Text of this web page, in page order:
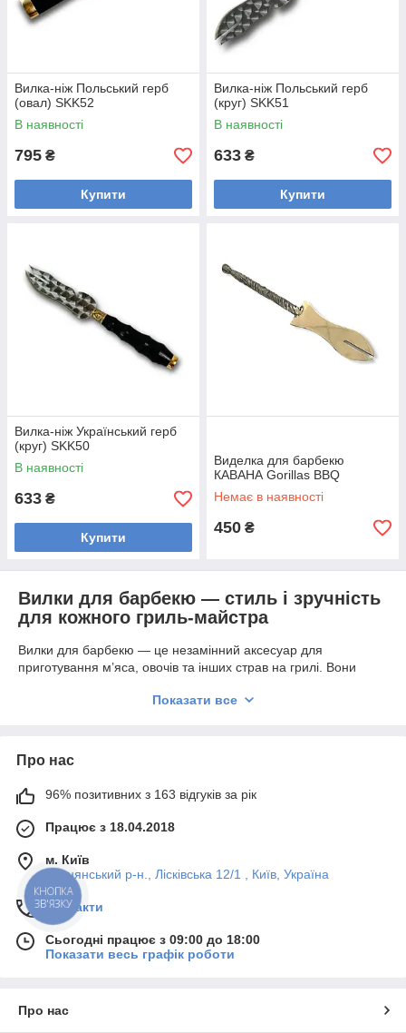
Вилка-ніж Польський герб
(овал) SKK52
В наявності
795 ₴
Купити
Вилка-ніж Польський герб
(круг) SKK51
В наявності
633 ₴
Купити
Вилка-ніж Український герб
(круг) SKK50
В наявності
633 ₴
Купити
Виделка для барбекю
КАВАНА Gorillas BBQ
Немає в наявності
450 ₴
Вилки для барбекю — стиль і зручність
для кожного гриль-майстра
Вилки для барбекю — це незамінний аксесуар для
приготування м’яса, овочів та інших страв на грилі. Вони
готових продуктів. Міцні матеріали та зручні ручки гарантують
🔥 Стійкість до жару.
Різноманітність дизайнів і матеріалів
ручок
Асортимент включає моделі з різними варіантами
оформлення:«Бамбук»,«Кільце»,«Шар» ,«Горіх»
Кожна вилка має зручну форму, що забезпечує надійне
утримання навіть при інтенсивному використанні. Завдяки
декоративним елементам ці вироби гармонійно поєднують
естетику та практичність.
🌿 Натуральні матеріали та художнє лиття.
Показати все
Про нас
96% позитивних з 163 відгуків за рік
Працює з 18.04.2018
м. Київ
Деснянський р-н., Лісківська 12/1 , Київ, Україна
Контакти
Сьогодні працює з 09:00 до 18:00
Показати весь графік роботи
Про нас
КНОПКА
ЗВ'ЯЗКУ